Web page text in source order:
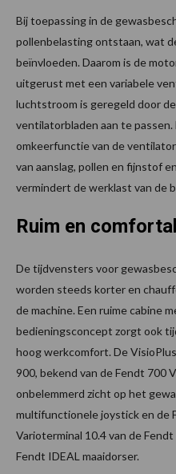
Bij toepassing in de
pollenbelasting ontstaan, wat
beïnvloeden. Daarom is de
uitgerust met een variabele
luchtstroom is geregeld door
ventilatorbladen aan te
omkeerfunctie van de
van aanslag, pollen en fijnstof
vermindert de werklast van de
Ruim en
De tijdvensters voor
worden steeds korter en
de machine. Een ruime cabine
bedieningsconcept zorgt ook
hoog werkcomfort. De
900, bekend van de Fendt 700
onbelemmerd zicht op het
multifunctionele joystick en de
Varioterminal 10.4 van de
Fendt IDEAL maaidorser.